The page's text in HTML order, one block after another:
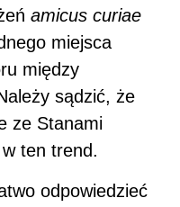
amicus curiae
miejsca
między
sądzić, że
ze Stanami
ten trend.
odpowiedzieć